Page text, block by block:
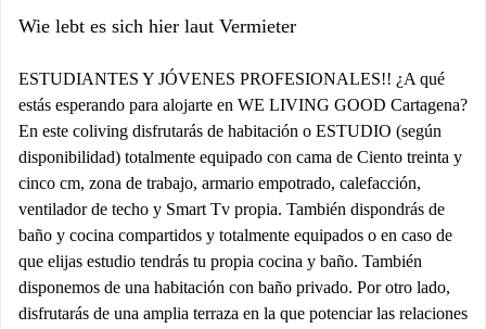
Wie lebt es sich hier laut Vermieter
ESTUDIANTES Y JÓVENES PROFESIONALES!! ¿A qué
estás esperando para alojarte en WE LIVING GOOD Cartagena?
En este coliving disfrutarás de habitación o ESTUDIO (según
disponibilidad) totalmente equipado con cama de Ciento treinta y
cinco cm, zona de trabajo, armario empotrado, calefacción,
ventilador de techo y Smart Tv propia. También dispondrás de
baño y cocina compartidos y totalmente equipados o en caso de
que elijas estudio tendrás tu propia cocina y baño. También
disponemos de una habitación con baño privado. Por otro lado,
disfrutarás de una amplia terraza en la que potenciar las relaciones